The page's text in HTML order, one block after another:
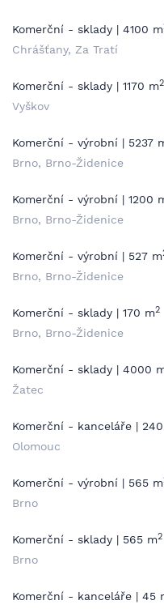
Komerční - sklady | 4100 m
Chrášťany, Za Tratí
Komerční - sklady | 1170 m2
Vyškov
Komerční - výrobní | 5237
Brno, Brno-Židenice
Komerční - výrobní | 1200
Brno, Brno-Židenice
Komerční - výrobní | 527 m
Brno, Brno-Židenice
Komerční - sklady | 170 m2
Brno, Brno-Židenice
Komerční - sklady | 4000
Žatec
Komerční - kanceláře |
Olomouc
Komerční - výrobní | 565 m
Brno
Komerční - sklady | 565 m2
Brno
Komerční - kanceláře | 45